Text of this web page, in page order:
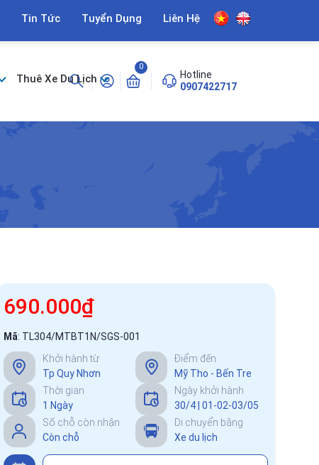
Tin Tức Tuyển Dụng Liên Hệ
Thuê Xe Du Lịch
0
Hotline
0907422717
690.000₫
Mã: TL304/MTBT1N/SGS-001
Khởi hành từ
Tp Quy Nhơn
Điểm đến
Mỹ Tho - Bến Tre
Thời gian
1 Ngày
Ngày khởi hành
30/4 | 01-02-03/05
Số chỗ còn nhận
Còn chỗ
Di chuyển bằng
Xe du lịch